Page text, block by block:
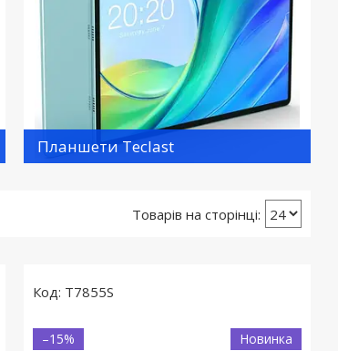
Планшети Teclast
T7855S
Новинка
–15%